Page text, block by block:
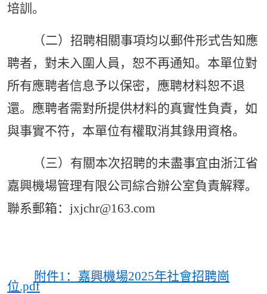
培訓。
（二）招聘相關事項均以郵件形式告知應
聘者，對未入圍人員，恕不再通知。本單位對
所有應聘者信息予以保密，應聘材料恕不退
還。應聘者需對所提供材料的真實性負責，如
與事實不符，本單位有權取消其錄用資格。
（三）有關本次招聘的未盡事宜由浙江省
嘉興機場管理有限公司綜合辦公室負責解釋。
聯系郵箱： jxjchr@163.com
附件1：嘉興機場2025年社會招聘崗
位.pdf